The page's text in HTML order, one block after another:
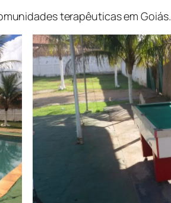
terapêuticas em Goiás.